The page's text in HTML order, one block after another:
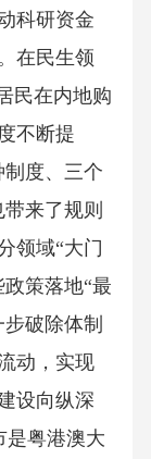
科研资金
在民生领
民在内地购
不断提
度、三个
来了规则
领域“大门
策落地“最
破除体制
动，实现
设向纵深
是粤港澳大